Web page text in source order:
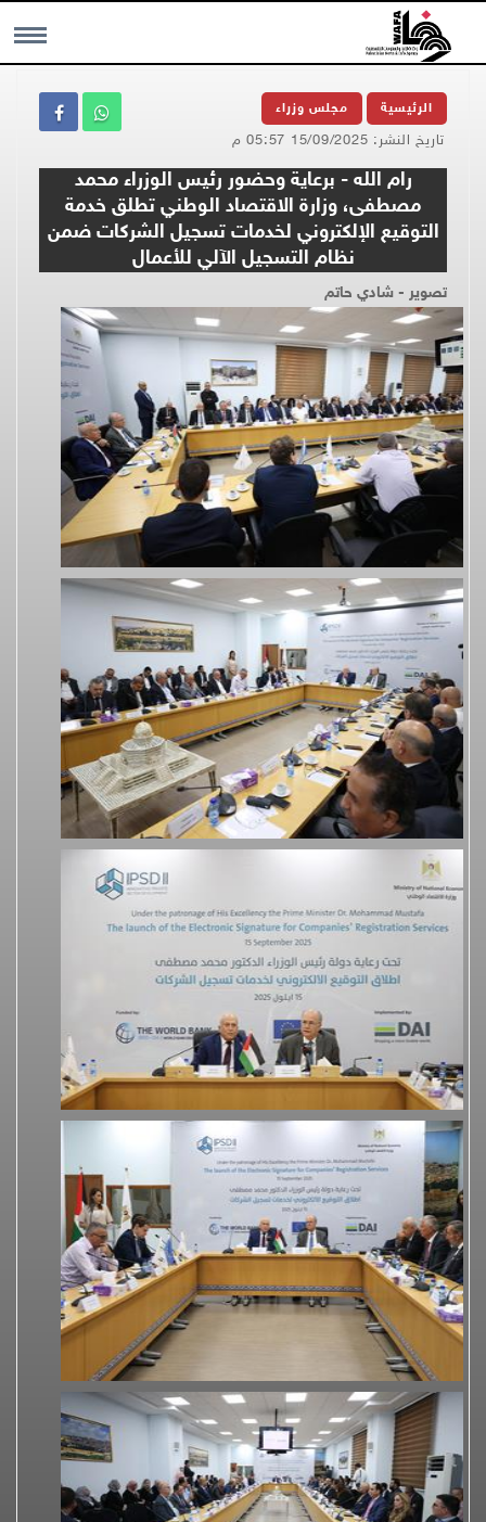
MENU الرئيسية مجلس وزراء
تاريخ النشر: 15/09/2025 05:57 م
رام الله - برعاية وحضور رئيس الوزراء محمد
مصطفى، وزارة الاقتصاد الوطني تطلق خدمة
التوقيع الإلكتروني لخدمات تسجيل الشركات ضمن
نظام التسجيل الآلي للأعمال
تصوير - شادي حاتم